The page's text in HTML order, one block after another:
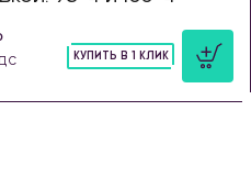
КУПИТЬ В 1 КЛИК